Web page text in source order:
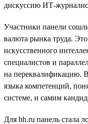
дискуссию ИТ-
Участники панели
валюта рынка труда.
искусственного
специалистов и
на переквалификацию.
языка компетенций,
системе, и самим
Для hh.ru панель стала